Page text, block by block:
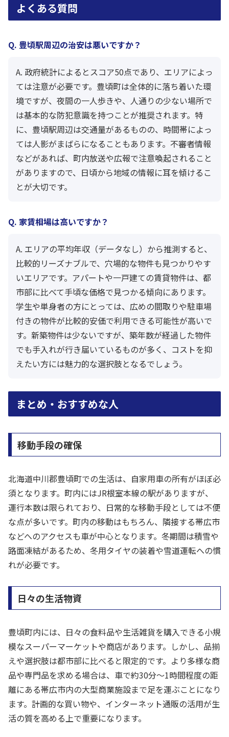
よくある質問
Q. 豊頃駅周辺の治安は悪いですか？
A. 政府統計によるとスコア50点であり、エリアによっ
ては注意が必要です。豊頃町は全体的に落ち着いた環
境ですが、夜間の一人歩きや、人通りの少ない場所で
は基本的な防犯意識を持つことが推奨されます。特
に、豊頃駅周辺は交通量があるものの、時間帯によっ
ては人影がまばらになることもあります。不審者情報
などがあれば、町内放送や広報で注意喚起されること
がありますので、日頃から地域の情報に耳を傾けるこ
とが大切です。
Q. 家賃相場は高いですか？
A. エリアの平均年収（データなし）から推測すると、
比較的リーズナブルで、穴場的な物件も見つかりやす
いエリアです。アパートや一戸建ての賃貸物件は、都
市部に比べて手頃な価格で見つかる傾向にあります。
学生や単身者の方にとっては、広めの間取りや駐車場
付きの物件が比較的安価で利用できる可能性が高いで
す。新築物件は少ないですが、築年数が経過した物件
でも手入れが行き届いているものが多く、コストを抑
えたい方には魅力的な選択肢となるでしょう。
まとめ・おすすめな人
移動手段の確保
北海道中川郡豊頃町での生活は、自家用車の所有がほぼ必
須となります。町内にはJR根室本線の駅がありますが、
運行本数は限られており、日常的な移動手段としては不便
な点が多いです。町内の移動はもちろん、隣接する帯広市
などへのアクセスも車が中心となります。冬期間は積雪や
路面凍結があるため、冬用タイヤの装着や雪道運転への慣
れが必要です。
日々の生活物資
豊頃町内には、日々の食料品や生活雑貨を購入できる小規
模なスーパーマーケットや商店があります。しかし、品揃
えや選択肢は都市部に比べると限定的です。より多様な商
品や専門品を求める場合は、車で約30分〜1時間程度の距
離にある帯広市内の大型商業施設まで足を運ぶことになり
ます。計画的な買い物や、インターネット通販の活用が生
活の質を高める上で重要になります。